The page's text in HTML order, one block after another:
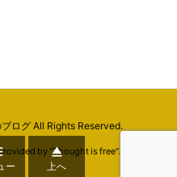
ブログ All Rights Reserved.
by "Thought is free".
ー

上へ